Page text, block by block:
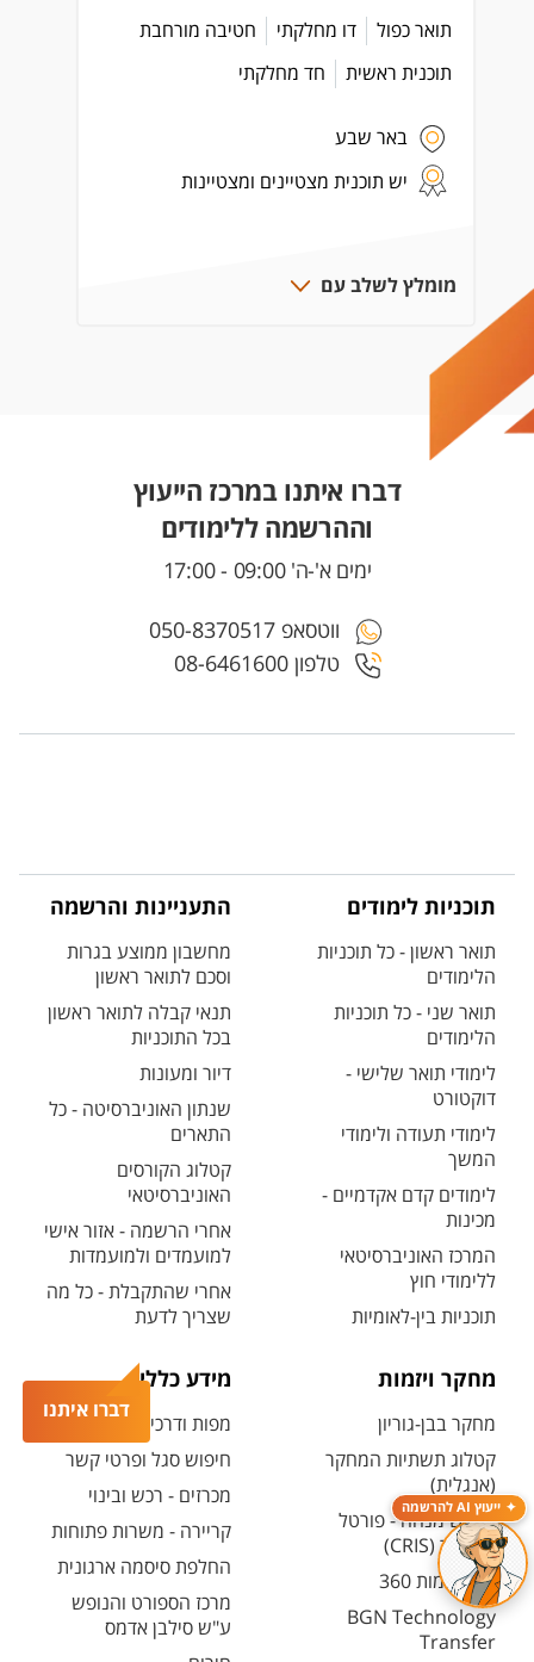
דברו איתנו
ייעוץ AI להרשמה
תואר כפול דו מחלקתי
חטיבה מורחבת
תוכנית ראשית
חד מחלקתי
באר שבע
יש תוכנית מצטיינים ומצטיינות
מומלץ לשלב עם
דברו איתנו במרכז הייעוץ
וההרשמה ללימודים
ימים א'-ה' 09:00 - 17:00
טלפון 08-6461600
ווטסאפ 050-8370517
תוכניות לימודים
תואר ראשון - כל תוכניות
הלימודים
תואר שני - כל תוכניות
הלימודים
לימודי תואר שלישי -
דוקטורט
לימודי תעודה ולימודי
המשך
לימודים קדם אקדמיים -
מכינות
המרכז האוניברסיטאי
ללימודי חוץ
תוכניות בין-לאומיות
התעניינות והרשמה
מחשבון ממוצע בגרות
וסכם לתואר ראשון
תנאי קבלה לתואר ראשון
בכל התוכניות
דיור ומעונות
שנתון האוניברסיטה - כל
התארים
קטלוג הקורסים
האוניברסיטאי
אחרי הרשמה - אזור אישי
למועמדים ולמועמדות
אחרי שהתקבלת - כל מה
שצריך לדעת
מחקר ויזמות
מחקר בבן-גוריון
קטלוג תשתיות המחקר
(אנגלית)
חיפוש מנחה - פורטל
המחקר (CRIS)
מרכז יזמות 360
BGN Technology
Transfer
מידע כללי
מפות ודרכי הגעה
חיפוש סגל ופרטי קשר
מכרזים - רכש ובינוי
קריירה - משרות פתוחות
החלפת סיסמה ארגונית
מרכז הספורט והנופש
ע"ש סילבן אדמס